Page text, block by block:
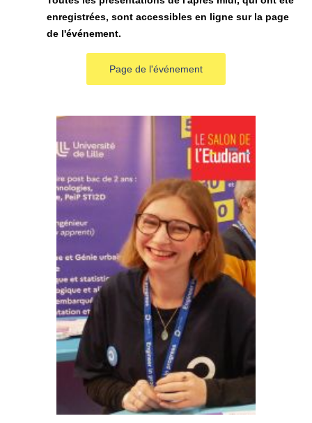
enregistrées, sont accessibles en ligne sur la page
de l'événement.
Page de l'événement